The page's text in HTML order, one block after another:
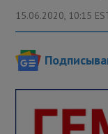
15.06.2020, 10:15